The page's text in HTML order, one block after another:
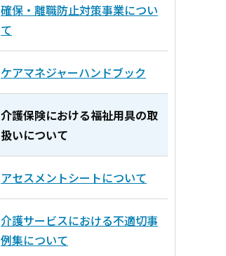
確保・離職防止対策事業につい
て
ケアマネジャーハンドブック
介護保険における福祉用具の取
扱いについて
アセスメントシートについて
介護サービスにおける不適切事
例集について